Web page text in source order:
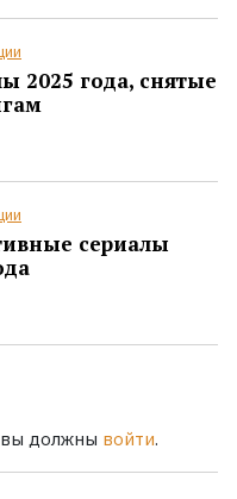
2025 года, снятые
сериалы
должны войти.